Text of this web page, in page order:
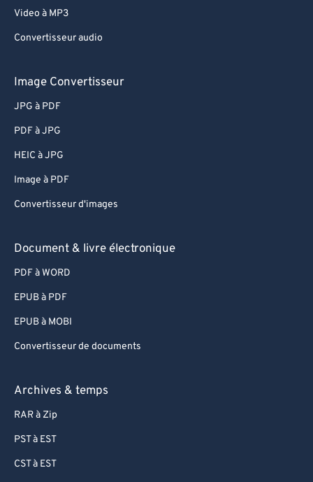
Video à MP3
Convertisseur audio
Image Convertisseur
JPG à PDF
PDF à JPG
HEIC à JPG
Image à PDF
Convertisseur d'images
Document & livre électronique
PDF à WORD
EPUB à PDF
EPUB à MOBI
Convertisseur de documents
Archives & temps
RAR à Zip
PST à EST
CST à EST